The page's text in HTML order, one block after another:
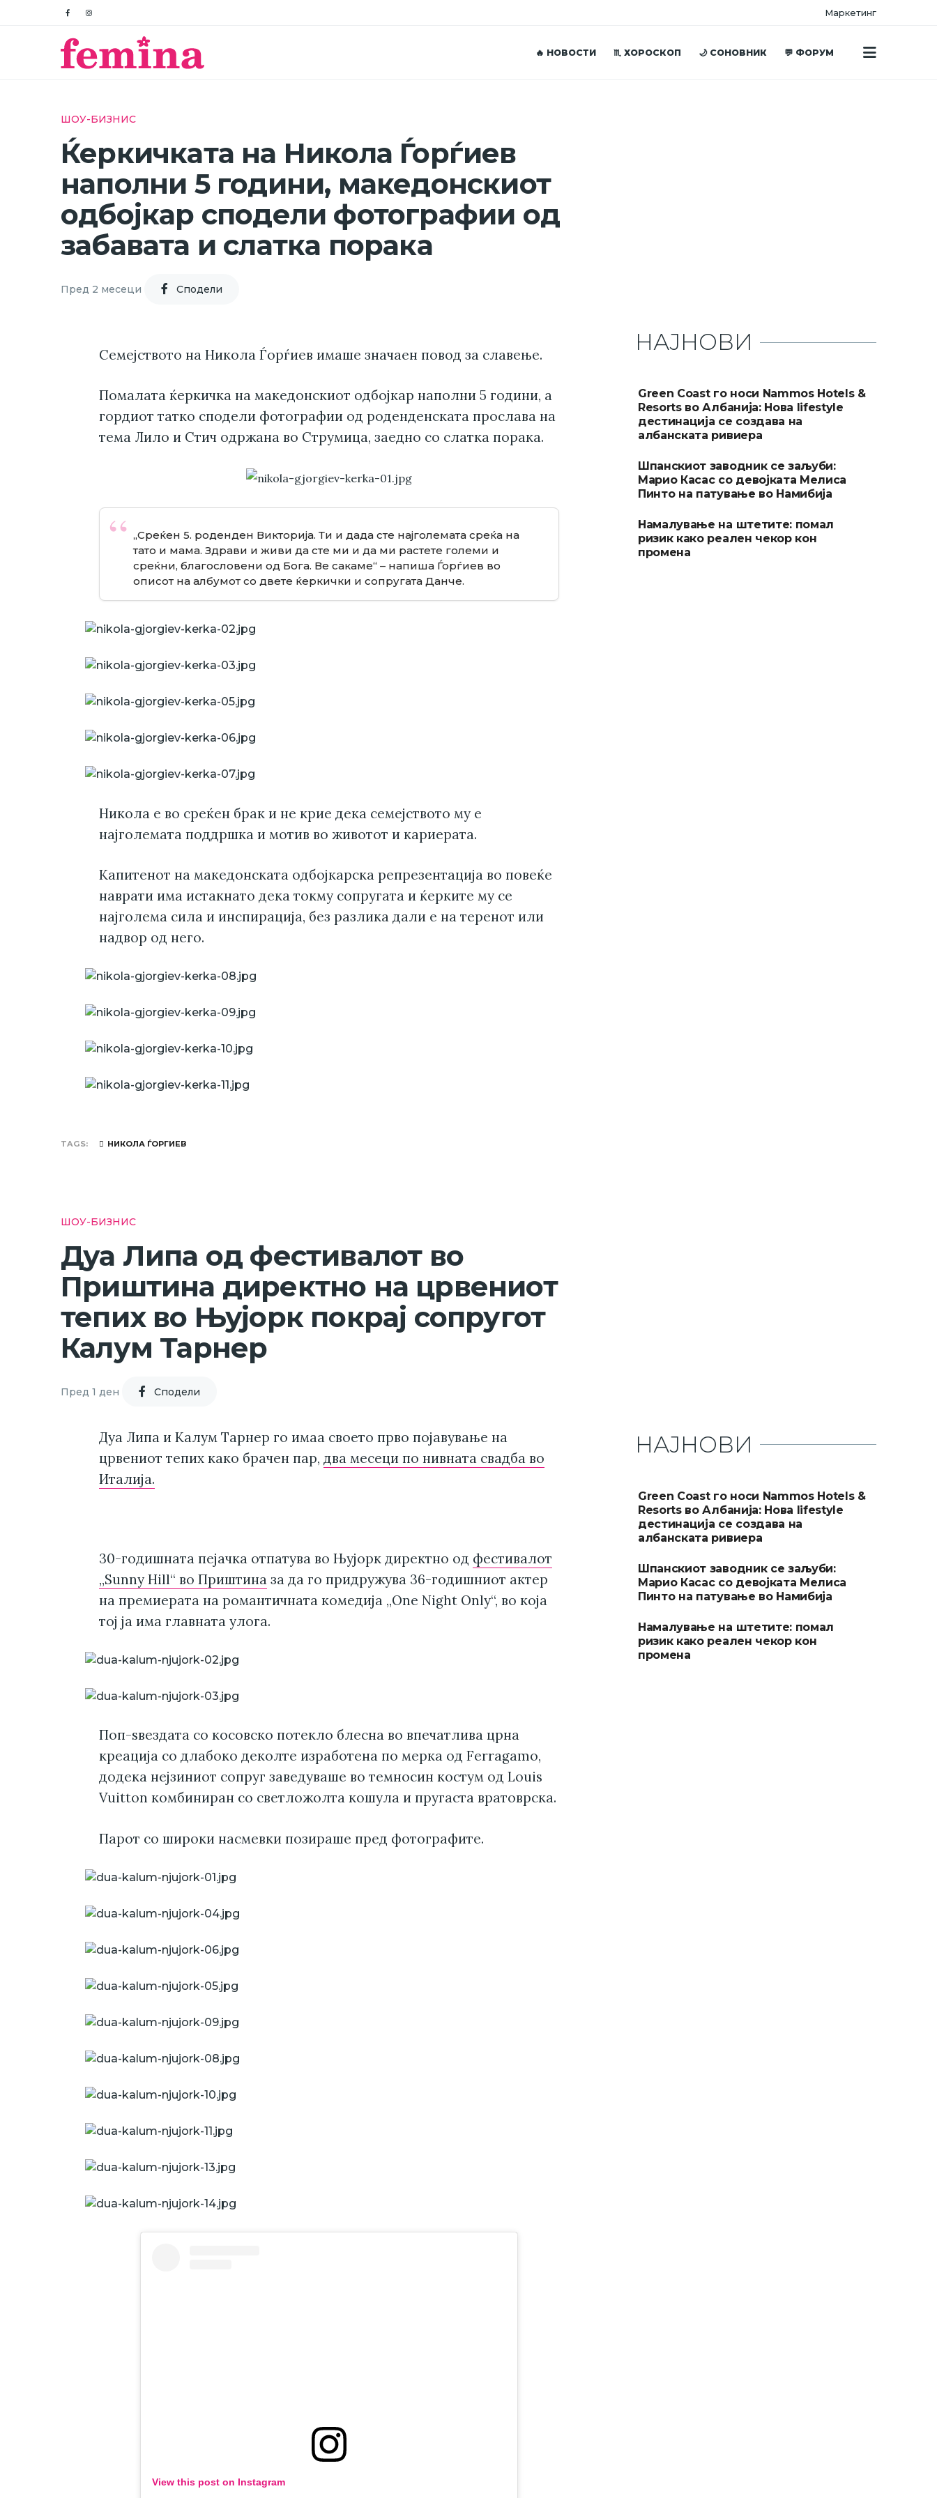
Маркетинг
🔥 НОВОСТИ ♏ ХОРОСКОП 🌙 СОНОВНИК 💬 ФОРУМ
ШОУ-БИЗНИС
Ќеркичката на Никола Ѓорѓиев
наполни 5 години, македонскиот
одбојкар сподели фотографии од
забавата и слатка порака
Пред 2 месеци Cподели
Семејството на Никола Ѓорѓиев имаше значаен повод за славење.
Помалата ќеркичка на македонскиот одбојкар наполни 5 години, а
гордиот татко сподели фотографии од роденденската прослава на
тема Лило и Стич одржана во Струмица, заедно со слатка порака.
„Среќен 5. роденден Викторија. Ти и дада сте најголемата среќа на
тато и мама. Здрави и живи да сте ми и да ми растете големи и
среќни, благословени од Бога. Ве сакаме“ – напиша Ѓорѓиев во
описот на албумот со двете ќеркички и сопругата Данче.
Никола е во среќен брак и не крие дека семејството му е
најголемата поддршка и мотив во животот и кариерата.
Капитенот на македонската одбојкарска репрезентација во повеќе
наврати има истакнато дека токму сопругата и ќерките му се
најголема сила и инспирација, без разлика дали е на теренот или
надвор од него.
TAGS НИКОЛА ЃОРГИЕВ
НАЈНОВИ
Green Coast го носи Nammos Hotels &
Resorts во Албанија: Нова lifestyle
дестинација се создава на
албанската ривиера
Шпанскиот заводник се заљуби:
Марио Касас со девојката Мелиса
Пинто на патување во Намибија
Намалување на штетите: помал
ризик како реален чекор кон
промена
ШОУ-БИЗНИС
Дуа Липа од фестивалот во
Приштина директно на црвениот
тепих во Њујорк покрај сопругот
Калум Тарнер
Пред 1 ден Cподели
Дуа Липа и Калум Тарнер го имаа своето прво појавување на
црвениот тепих како брачен пар, два месеци по нивната свадба во
Италија.
30-годишната пејачка отпатува во Њујорк директно од фестивалот
„Sunny Hill“ во Приштина за да го придружува 36-годишниот актер
на премиерата на романтичната комедија „One Night Only“, во која
тој ја има главната улога.
Поп-ѕвездата со косовско потекло блесна во впечатлива црна
креација со длабоко деколте изработена по мерка од Ferragamo,
додека нејзиниот сопруг заведуваше во темносин костум од Louis
Vuitton комбиниран со светложолта кошула и пругаста вратоврска.
Парот со широки насмевки позираше пред фотографите.
View this post on Instagram
НАЈНОВИ
Green Coast го носи Nammos Hotels &
Resorts во Албанија: Нова lifestyle
дестинација се создава на
албанската ривиера
Шпанскиот заводник се заљуби:
Марио Касас со девојката Мелиса
Пинто на патување во Намибија
Намалување на штетите: помал
ризик како реален чекор кон
промена